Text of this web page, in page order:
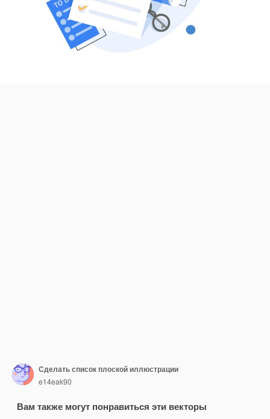
Сделать список плоской иллюстрации
e14eak90
Вам также могут понравиться эти векторы